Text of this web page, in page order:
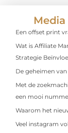
Media
Een offset print
Wat is Affiliate
Strategie
De geheimen
Met de
een mooi
Waarom het
Veel instagram